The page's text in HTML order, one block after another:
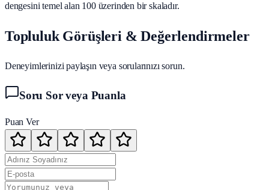
dengesini temel alan 100 üzerinden bir skaladır.
Topluluk Görüşleri & Değerlendirmeler
Deneyimlerinizi paylaşın veya sorularınızı sorun.
Soru Sor veya Puanla
Puan Ver